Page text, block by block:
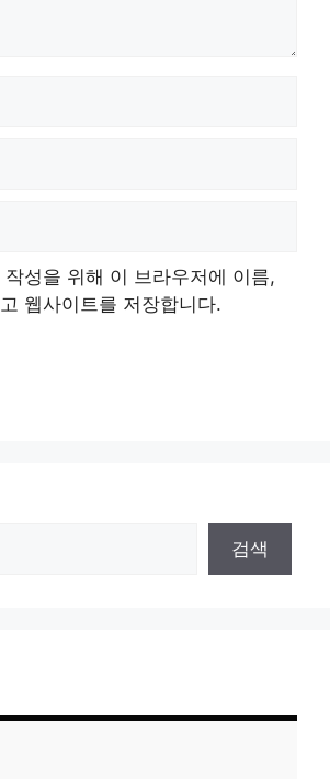
성을 위해 이 브라우저에 이름,
웹사이트를 저장합니다.
검색